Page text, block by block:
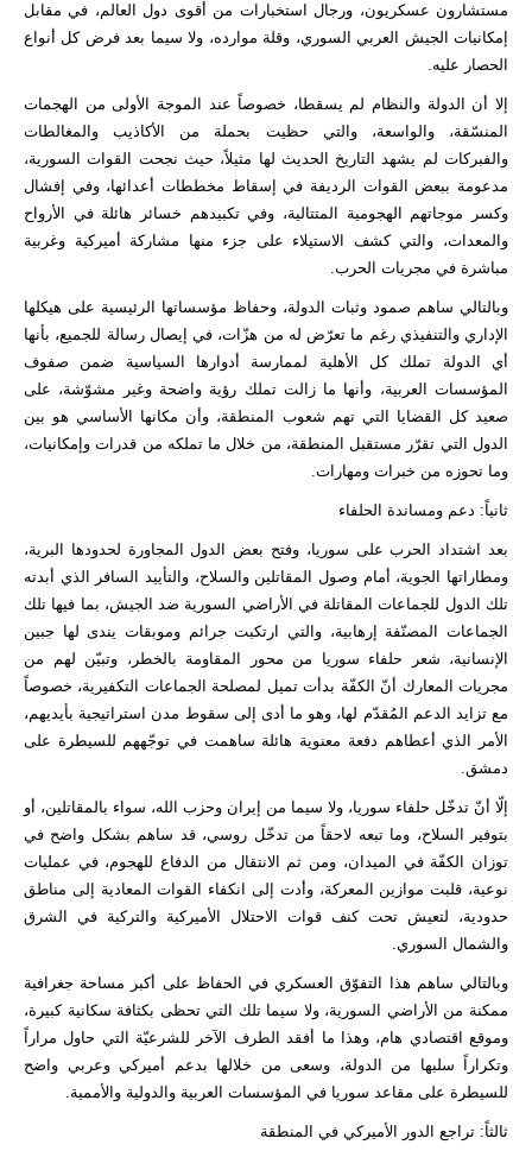
مستشارون عسكريون، ورجال استخبارات من أقوى دول العالم، في مقابل
إمكانيات الجيش العربي السوري، وقلة موارده، ولا سيما بعد فرض كل أنواع
الحصار عليه.
إلا أن الدولة والنظام لم يسقطا، خصوصاً عند الموجة الأولى من الهجمات
المنسّقة، والواسعة، والتي حظيت بحملة من الأكاذيب والمغالطات
والفبركات لم يشهد التاريخ الحديث لها مثيلاً، حيث نجحت القوات السورية،
مدعومة ببعض القوات الرديفة في إسقاط مخططات أعدائها، وفي إفشال
وكسر موجاتهم الهجومية المتتالية، وفي تكبيدهم خسائر هائلة في الأرواح
والمعدات، والتي كشف الاستيلاء على جزء منها مشاركة أميركية وغربية
مباشرة في مجريات الحرب.
وبالتالي ساهم صمود وثبات الدولة، وحفاظ مؤسساتها الرئيسية على هيكلها
الإداري والتنفيذي رغم ما تعرّض له من هزّات، في إيصال رسالة للجميع، بأنها
أي الدولة تملك كل الأهلية لممارسة أدوارها السياسية ضمن صفوف
المؤسسات العربية، وأنها ما زالت تملك رؤية واضحة وغير مشوّشة، على
صعيد كل القضايا التي تهم شعوب المنطقة، وأن مكانها الأساسي هو بين
الدول التي تقرّر مستقبل المنطقة، من خلال ما تملكه من قدرات وإمكانيات،
وما تحوزه من خبرات ومهارات.
ثانياً: دعم ومساندة الحلفاء
بعد اشتداد الحرب على سوريا، وفتح بعض الدول المجاورة لحدودها البرية،
ومطاراتها الجوية، أمام وصول المقاتلين والسلاح، والتأييد السافر الذي أبدته
تلك الدول للجماعات المقاتلة في الأراضي السورية ضد الجيش، بما فيها تلك
الجماعات المصنّفة إرهابية، والتي ارتكبت جرائم وموبقات يندى لها جبين
الإنسانية، شعر حلفاء سوريا من محور المقاومة بالخطر، وتبيّن لهم من
مجريات المعارك أنّ الكفّة بدأت تميل لمصلحة الجماعات التكفيرية، خصوصاً
مع تزايد الدعم المُقدّم لها، وهو ما أدى إلى سقوط مدن استراتيجية بأيديهم،
الأمر الذي أعطاهم دفعة معنوية هائلة ساهمت في توجّههم للسيطرة على
دمشق.
إلّا أنّ تدخّل حلفاء سوريا، ولا سيما من إيران وحزب الله، سواء بالمقاتلين، أو
بتوفير السلاح، وما تبعه لاحقاً من تدخّل روسي، قد ساهم بشكل واضح في
توزان الكفّة في الميدان، ومن ثم الانتقال من الدفاع للهجوم، في عمليات
نوعية، قلبت موازين المعركة، وأدت إلى انكفاء القوات المعادية إلى مناطق
حدودية، لتعيش تحت كنف قوات الاحتلال الأميركية والتركية في الشرق
والشمال السوري.
وبالتالي ساهم هذا التفوّق العسكري في الحفاظ على أكبر مساحة جغرافية
ممكنة من الأراضي السورية، ولا سيما تلك التي تحظى بكثافة سكانية كبيرة،
وموقع اقتصادي هام، وهذا ما أفقد الطرف الآخر للشرعيّة التي حاول مراراً
وتكراراً سلبها من الدولة، وسعى من خلالها بدعم أميركي وعربي واضح
للسيطرة على مقاعد سوريا في المؤسسات العربية والدولية والأممية.
ثالثاً: تراجع الدور الأميركي في المنطقة